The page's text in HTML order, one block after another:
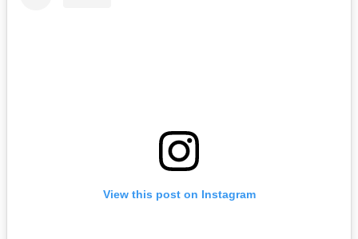
View this post on Instagram